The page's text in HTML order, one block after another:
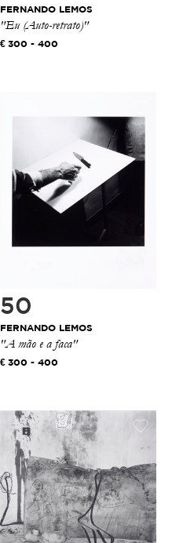
FERNANDO LEMOS
"Eu (Auto-retrato)"
300 - 400
50
FERNANDO LEMOS
"A mão e a faca"
300 - 400